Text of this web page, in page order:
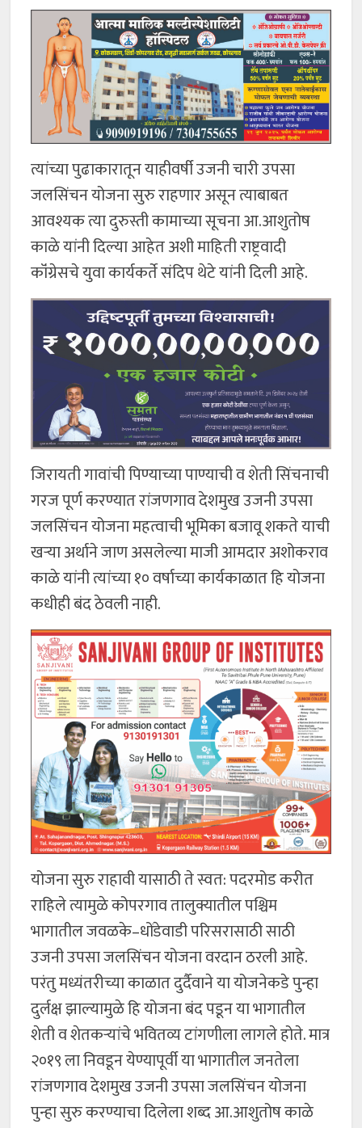
त्यांच्या पुढाकारातून याहीवर्षी उजनी चारी उपसा
जलसिंचन योजना सुरु राहणार असून त्याबाबत
आवश्यक त्या दुरुस्ती कामाच्या सूचना आ.आशुतोष
काळे यांनी दिल्या आहेत अशी माहिती राष्ट्रवादी
कॉंग्रेसचे युवा कार्यकर्ते संदिप थेटे यांनी दिली आहे.
जिरायती गावांची पिण्याच्या पाण्याची व शेती सिंचनाची
गरज पूर्ण करण्यात रांजणगाव देशमुख उजनी उपसा
जलसिंचन योजना महत्वाची भूमिका बजावू शकते याची
खऱ्या अर्थाने जाण असलेल्या माजी आमदार अशोकराव
काळे यांनी त्यांच्या १० वर्षाच्या कार्यकाळात हि योजना
कधीही बंद ठेवली नाही.
योजना सुरु राहावी यासाठी ते स्वत: पदरमोड करीत
राहिले त्यामुळे कोपरगाव तालुक्यातील पश्चिम
भागातील जवळके–धोंडेवाडी परिसरासाठी साठी
उजनी उपसा जलसिंचन योजना वरदान ठरली आहे.
परंतु मध्यंतरीच्या काळात दुर्दैवाने या योजनेकडे पुन्हा
दुर्लक्ष झाल्यामुळे हि योजना बंद पडून या भागातील
शेती व शेतकऱ्यांचे भवितव्य टांगणीला लागले होते. मात्र
२०१९ ला निवडून येण्यापूर्वी या भागातील जनतेला
रांजणगाव देशमुख उजनी उपसा जलसिंचन योजना
पुन्हा सुरु करण्याचा दिलेला शब्द आ.आशुतोष काळे